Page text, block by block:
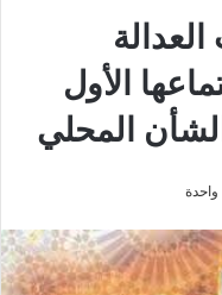
العدالة
الأول
الشأن المحلي
واحدة